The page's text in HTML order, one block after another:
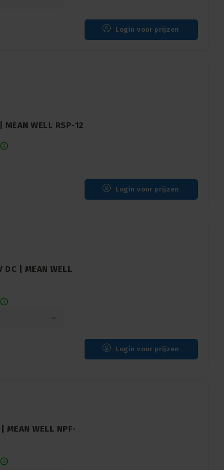
Login voor prijzen
WELL RSP-12
Login voor prijzen
| MEAN WELL
Login voor prijzen
WELL NPF-